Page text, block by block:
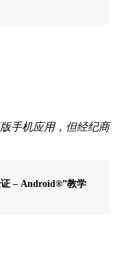
手机应用，但经纪商
– Android®”教学